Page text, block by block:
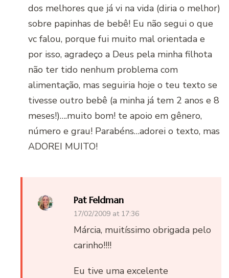
dos melhores que já vi na vida (diria o melhor)
sobre papinhas de bebê! Eu não segui o que
vc falou, porque fui muito mal orientada e
por isso, agradeço a Deus pela minha filhota
não ter tido nenhum problema com
alimentação, mas seguiria hoje o teu texto se
tivesse outro bebê (a minha já tem 2 anos e 8
meses!)….muito bom! te apoio em gênero,
número e grau! Parabéns…adorei o texto, mas
ADOREI MUITO!
Pat Feldman
17/02/2009 at 17:36
Márcia, muitíssimo obrigada pelo
carinho!!!!
Eu tive uma excelente